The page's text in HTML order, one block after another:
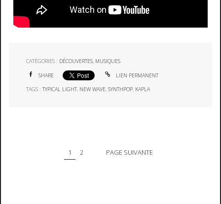
CATÉGORIES : DÉCOUVERTES, MUSIQUES
SHARE LIEN PERMANENT
TAGS :TYPICAL LIGHT, NEW WAVE,SYNTHPOP, KAPLA
1 2 PAGE SUIVANTE